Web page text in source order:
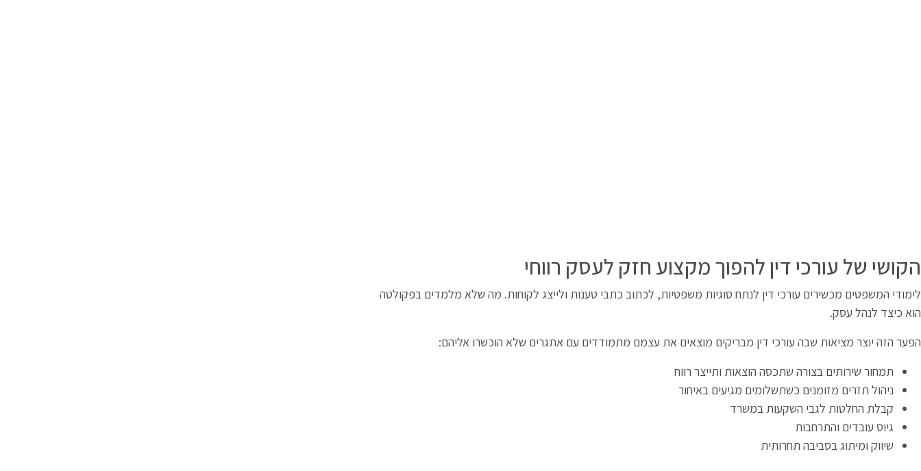
הקושי של עורכי דין להפוך מקצוע חזק לעסק רווחי
לימודי המשפטים מכשירים עורכי דין לנתח סוגיות משפטיות, לכתוב כתבי טענות ולייצג לקוחות. מה שלא מלמדים בפקולטה
הוא כיצד לנהל עסק.
הפער הזה יוצר מציאות שבה עורכי דין מבריקים מוצאים את עצמם מתמודדים עם אתגרים שלא הוכשרו אליהם:
תמחור שירותים בצורה שתכסה הוצאות ותייצר רווח
ניהול תזרים מזומנים כשתשלומים מגיעים באיחור
קבלת החלטות לגבי השקעות במשרד
גיוס עובדים והתרחבות
שיווק ומיתוג בסביבה תחרותית